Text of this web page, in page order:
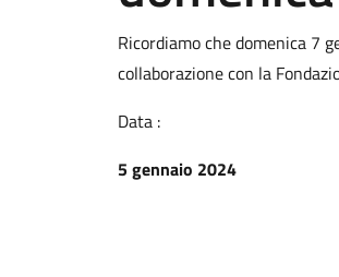
Ricordiamo che domenica 7
collaborazione con la
Data :
5 gennaio 2024